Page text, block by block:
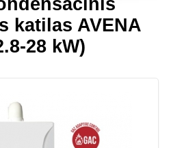
katilas AVENA
28 kW)